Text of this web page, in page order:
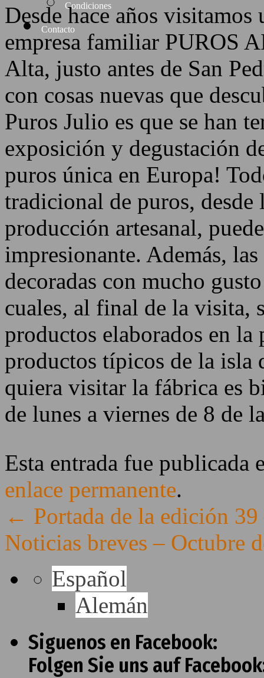
Condiciones
Contacto
Desde hace años
empresa familiar PUROS
Alta, justo antes de San
con cosas nuevas que
Puros Julio es que se han
exposición y degustación
puros única en Europa!
tradicional de puros, desde
producción artesanal,
impresionante. Además,
decoradas con mucho
cuales, al final de la visita,
productos elaborados en
productos típicos de la isla
quiera visitar la fábrica es
de lunes a viernes de 8 de
Esta entrada fue publicada
enlace permanente.
← Portada de la edición
Noticias breves – Octubre
Español
Alemán
Siguenos en Facebook:
Folgen Sie uns auf